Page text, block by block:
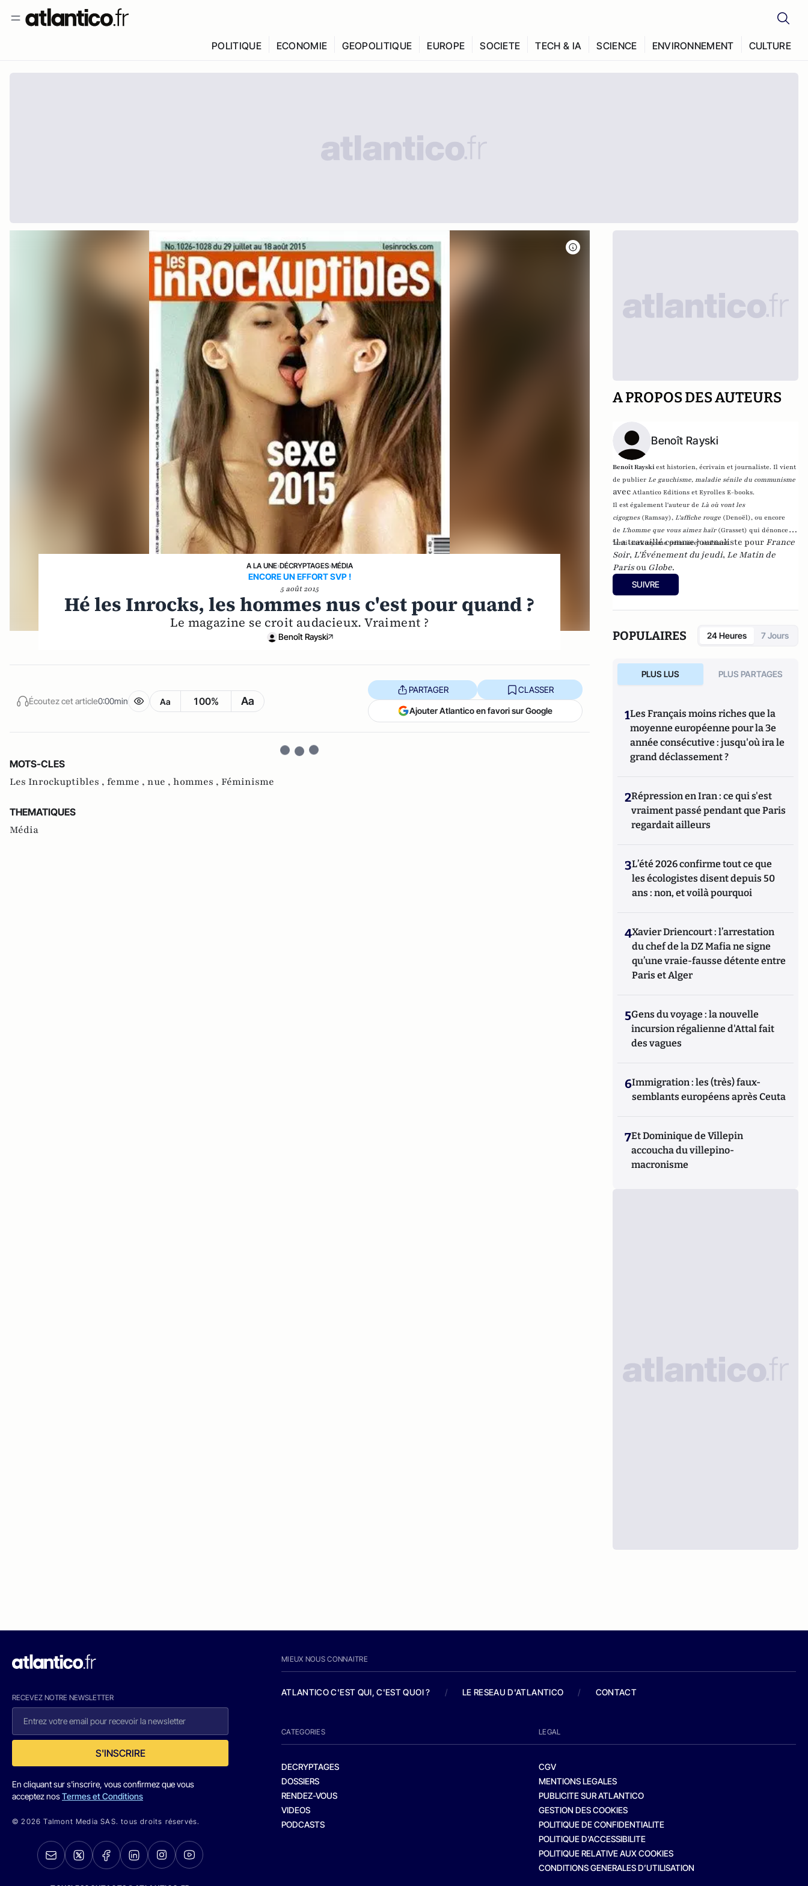
POLITIQUE ECONOMIE GEOPOLITIQUE EUROPE SOCIETE TECH & IA SCIENCE ENVIRONNEMENT CULTURE
A LA UNE›DÉCRYPTAGES›MÉDIA
ENCORE UN EFFORT SVP !
5 août 2015
Hé les Inrocks, les hommes nus c'est pour quand ?
Le magazine se croit audacieux. Vraiment ?
Benoît Rayski
Écoutez cet article0:00min Aa 100% Aa
PARTAGER CLASSER
Ajouter Atlantico en favori sur Google
MOTS-CLES
Les Inrockuptibles , femme , nue , hommes , Féminisme
THEMATIQUES
Média
A PROPOS DES AUTEURS
Benoît Rayski
Benoît Rayskiest historien, écrivain et journaliste. Il vient
de publierLe gauchisme, maladie sénile du communisme
avecAtlantico Editions et Eyrolles E-books.
Il est également l'auteur deLà où vont les
cigognes (Ramsay),L'affiche rouge (Denoël), ou encore
deL'homme que vous aimez haïr (Grasset) qui dénonce l'
"anti-sarkozysme primaire" ambiant.
Il a travaillé comme journaliste pour France
Soir, L'Événement du jeudi, Le Matin de
Parisou Globe.
SUIVRE
POPULAIRES 24 Heures 7 Jours
PLUS LUS PLUS PARTAGES
1Les Français moins riches que la
moyenne européenne pour la 3e
année consécutive : jusqu'où ira le
grand déclassement ?
2Répression en Iran : ce qui s'est
vraiment passé pendant que Paris
regardait ailleurs
3L’été 2026 confirme tout ce que
les écologistes disent depuis 50
ans : non, et voilà pourquoi
4Xavier Driencourt : l’arrestation
du chef de la DZ Mafia ne signe
qu’une vraie-fausse détente entre
Paris et Alger
5Gens du voyage : la nouvelle
incursion régalienne d'Attal fait
des vagues
6Immigration : les (très) faux-
semblants européens après Ceuta
7Et Dominique de Villepin
accoucha du villepino-
macronisme
RECEVEZ NOTRE NEWSLETTER
S'INSCRIRE
En cliquant sur s'inscrire, vous confirmez que vous
acceptez nosTermes et Conditions
© 2026 Talmont Media SAS. tous droits réservés.
MIEUX NOUS CONNAITRE
ATLANTICO C'EST QUI, C'EST QUOI ? / LE RESEAU D'ATLANTICO / CONTACT
CATEGORIES
DECRYPTAGES
DOSSIERS
RENDEZ-VOUS
VIDEOS
PODCASTS
LEGAL
CGV
MENTIONS LEGALES
PUBLICITE SUR ATLANTICO
GESTION DES COOKIES
POLITIQUE DE CONFIDENTIALITE
POLITIQUE D’ACCESSIBILITE
POLITIQUE RELATIVE AUX COOKIES
CONDITIONS GENERALES D’UTILISATION